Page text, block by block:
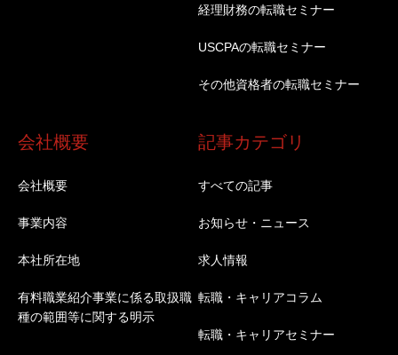
経理財務の転職セミナー
USCPAの転職セミナー
その他資格者の転職セミナー
会社概要
会社概要
事業内容
本社所在地
有料職業紹介事業に係る取扱職
種の範囲等に関する明示
記事カテゴリ
すべての記事
お知らせ・ニュース
求人情報
転職・キャリアコラム
転職・キャリアセミナー